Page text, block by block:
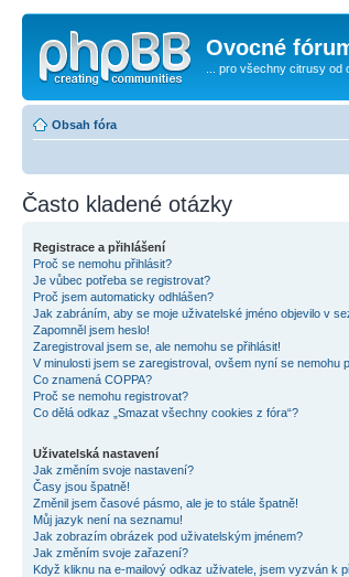
Ovocné
... pro všechny citrusy
Obsah fóra
Často kladené otázky
Registrace a přihlášení
Proč se nemohu přihlásit?
Je vůbec potřeba se registrovat?
Proč jsem automaticky odhlášen?
Jak zabráním, aby se moje uživatelské jméno objevilo v
Zapomněl jsem heslo!
Zaregistroval jsem se, ale nemohu se přihlásit!
V minulosti jsem se zaregistroval, ovšem nyní se nemohu
Co znamená COPPA?
Proč se nemohu registrovat?
Co dělá odkaz „Smazat všechny cookies z fóra“?
Uživatelská nastavení
Jak změním svoje nastavení?
Časy jsou špatně!
Změnil jsem časové pásmo, ale je to stále špatně!
Můj jazyk není na seznamu!
Jak zobrazím obrázek pod uživatelským jménem?
Jak změním svoje zařazení?
Když kliknu na e-mailový odkaz uživatele, jsem vyzván k